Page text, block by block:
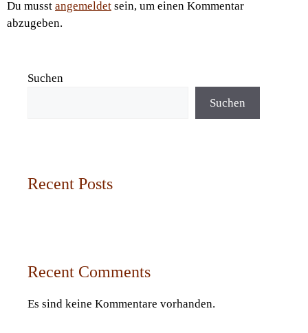
Du musst angemeldet sein, um einen Kommentar
abzugeben.
Suchen
Suchen
Recent Posts
Recent Comments
Es sind keine Kommentare vorhanden.